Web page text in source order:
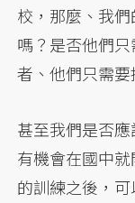
校，那麼、我
嗎？是否他們
者、他們只需
甚至我們是否
有機會在國中
的訓練之後，